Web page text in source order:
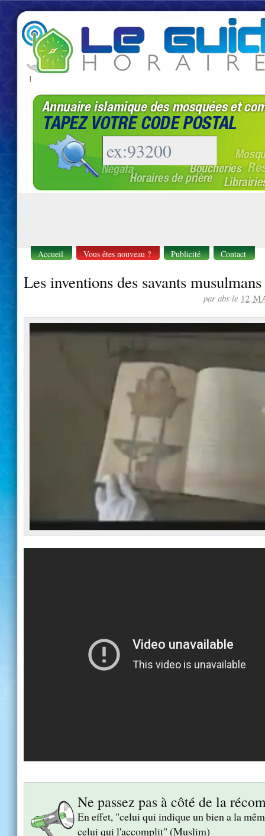
|
Accueil Vous êtes nouveau ? Publicité Contact
Les inventions des savants
par abs le 12
Ne passez pas à côté de la
En effet, "celui qui indique un bien a la
celui qui l'accomplit" (Muslim)